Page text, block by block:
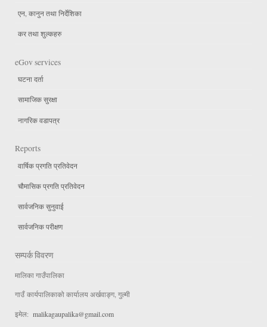
एन, कानुन तथा निर्देशिका
कर तथा शुल्कहरु
eGov services
घटना दर्ता
सामाजिक सुरक्षा
नागरिक वडापत्र
Reports
वार्षिक प्रगति प्रतिवेदन
चौमासिक प्रगति प्रतिवेदन
सार्वजनिक सुनुवाई
सार्वजनिक परीक्षण
सम्पर्क विवरण
मालिका गाउँपालिका
गाउँ कार्यपालिकाको कार्यालय अर्खवाङ्ग, गुल्मी
इमेल: malikagaupalika@gmail.com